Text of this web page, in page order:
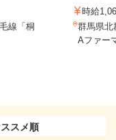
線「桐
時給
群馬県北
Aファー